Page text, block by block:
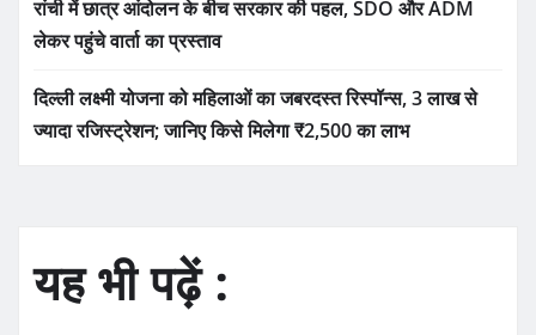
रांची में छात्र आंदोलन के बीच सरकार की पहल, SDO और ADM
लेकर पहुंचे वार्ता का प्रस्ताव
दिल्ली लक्ष्मी योजना को महिलाओं का जबरदस्त रिस्पॉन्स, 3 लाख से
ज्यादा रजिस्ट्रेशन; जानिए किसे मिलेगा ₹2,500 का लाभ
यह भी पढ़ें :